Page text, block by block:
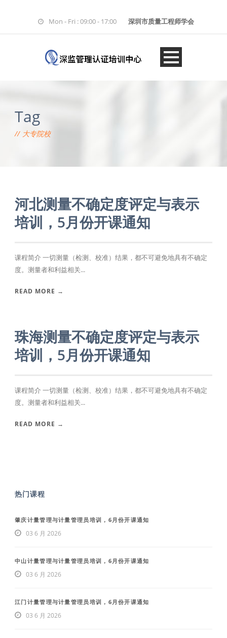
Mon - Fri : 09:00 - 17:00 深圳市质量工程师学会
Tag
大专院校
河北测量不确定度评定与表示
培训，5月份开课通知
课程简介 一切测量（检测、校准）结果，都不可避免地具有不确定
度。测量者和利益相关...
READ MORE →
珠海测量不确定度评定与表示
培训，5月份开课通知
课程简介 一切测量（检测、校准）结果，都不可避免地具有不确定
度。测量者和利益相关...
READ MORE →
热门课程
肇庆计量管理与计量管理员培训，6月份开课通知
03 6 月 2026
中山计量管理与计量管理员培训，6月份开课通知
03 6 月 2026
江门计量管理与计量管理员培训，6月份开课通知
03 6 月 2026